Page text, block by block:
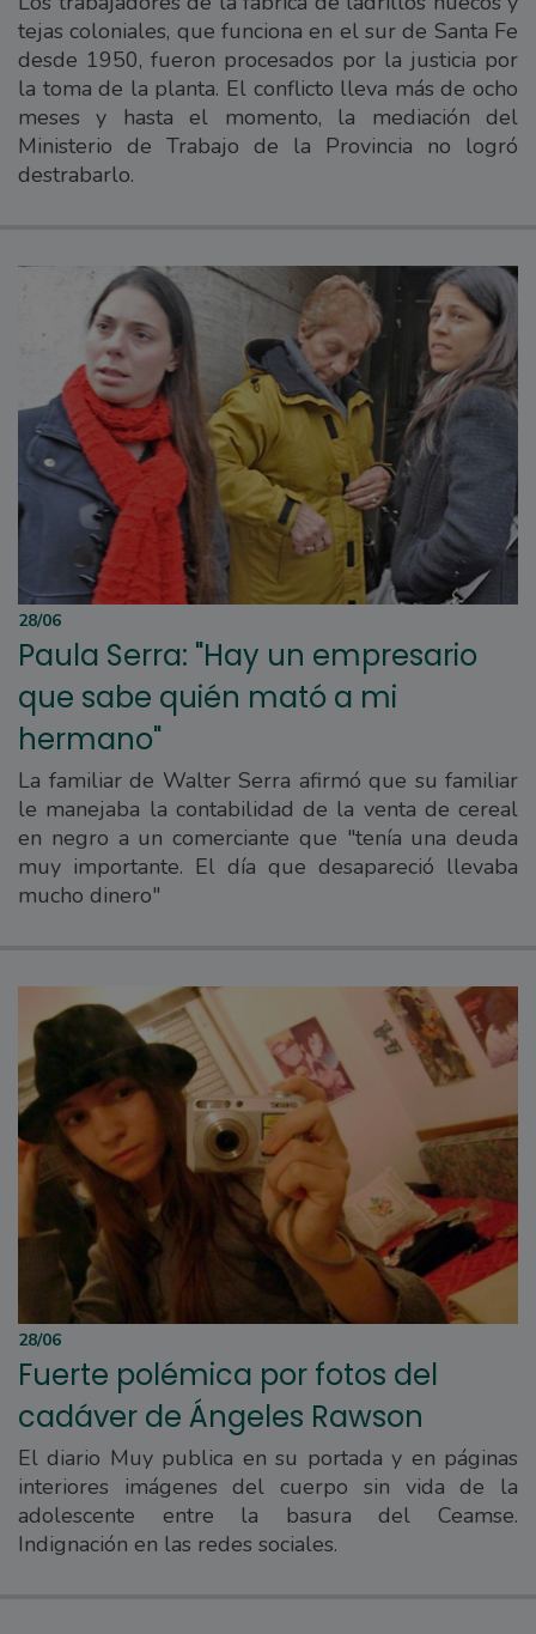
tejas coloniales, que funciona en el sur de Santa Fe
desde 1950, fueron procesados por la justicia por
la toma de la planta. El conflicto lleva más de ocho
meses y hasta el momento, la mediación del
Ministerio de Trabajo de la Provincia no logró
destrabarlo.
28/06
Paula Serra: "Hay un empresario
que sabe quién mató a mi
hermano"
La familiar de Walter Serra afirmó que su familiar
le manejaba la contabilidad de la venta de cereal
en negro a un comerciante que "tenía una deuda
muy importante. El día que desapareció llevaba
mucho dinero"
28/06
Fuerte polémica por fotos del
cadáver de Ángeles Rawson
El diario Muy publica en su portada y en páginas
interiores imágenes del cuerpo sin vida de la
adolescente entre la basura del Ceamse.
Indignación en las redes sociales.